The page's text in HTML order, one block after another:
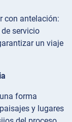
con antelación:
servicio
un viaje
forma
y lugares